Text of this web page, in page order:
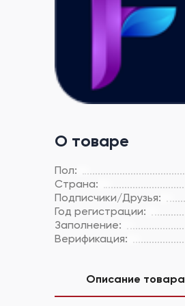
О товаре
Пол:
Страна:
Подписчики/Друзья:
Год регистрации:
Заполнение:
Верификация:
Описание товара